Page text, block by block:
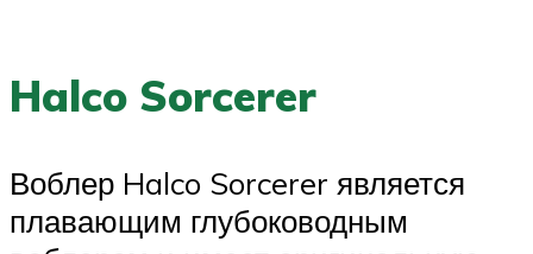
Halco Sorcerer
Воблер Halco Sorcerer является
плавающим глубоководным